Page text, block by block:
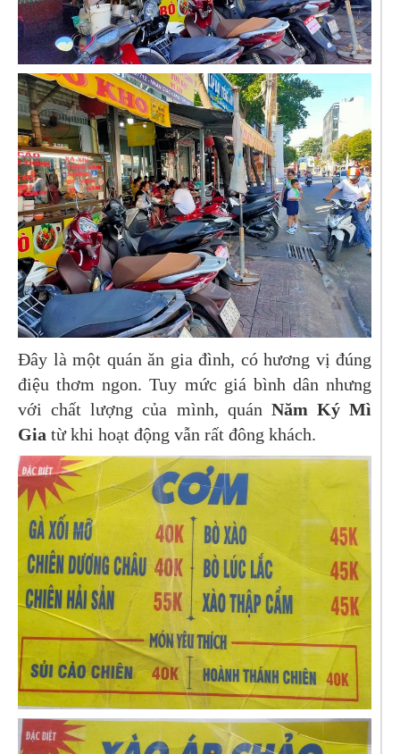
Đây là một quán ăn gia đình, có hương vị đúng
điệu thơm ngon. Tuy mức giá bình dân nhưng
với chất lượng của mình, quán Năm Ký Mì
Gia từ khi hoạt động vẫn rất đông khách.